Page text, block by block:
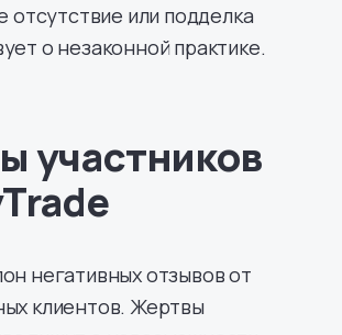
отсутствие или подделка
о незаконной практике.
участников
негативных отзывов от
клиентов. Жертвы